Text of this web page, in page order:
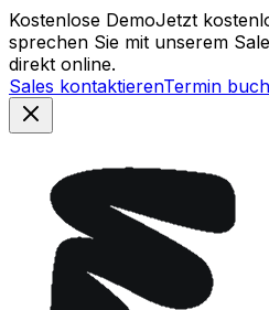
Kostenlose DemoJetzt
sprechen Sie mit unserem
direkt online.
Sales kontaktierenTermin